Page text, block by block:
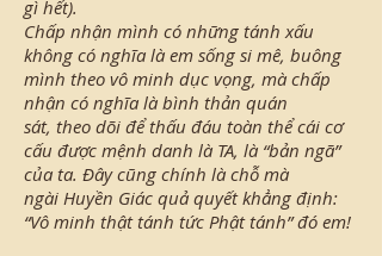
gì hết).
Chấp nhận mình có những tánh xấu
không có nghĩa là em sống si mê, buông
mình theo vô minh dục vọng, mà chấp
nhận có nghĩa là bình thản quán
sát, theo dõi để thấu đáu toàn thể cái cơ
cấu được mệnh danh là TA, là “bản ngã”
của ta. Đây cũng chính là chỗ mà
ngài Huyền Giác quả quyết khẳng định:
“Vô minh thật tánh tức Phật tánh” đó em!